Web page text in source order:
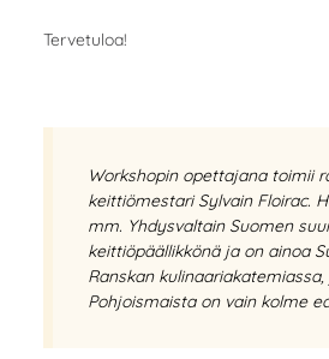
Tervetuloa!
Workshopin opettajana toimii
keittiömestariSylvain Floirac.
mm. Yhdysvaltain Suomen
keittiöpäällikkönä ja on ainoa
Ranskan
Pohjoismaista on vain kolme